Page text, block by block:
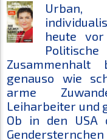
Urban,
heute
genauso wie
arme
Leiharbeiter und
Ob in den USA